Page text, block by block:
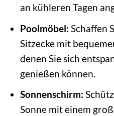
an kühleren Tagen
Poolmöbel: Schaffen
Sitzecke mit
denen Sie sich
genießen können.
Sonnenschirm:
Sonne mit einem